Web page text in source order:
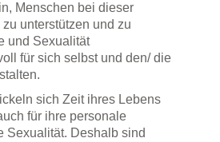
Menschen bei dieser
unterstützen und zu
und Sexualität
für sich selbst und den/ die
sich Zeit ihres Lebens
für ihre personale
Sexualität. Deshalb sind